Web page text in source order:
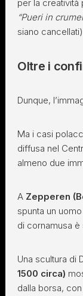
per la creatività
“Pueri in
siano
Oltre i
Dunque,
Ma i casi
diffusa nel
almeno due
A Zepperen
spunta un
di cornamusa è
Una scultura di
1500 circa)
dalla borsa,